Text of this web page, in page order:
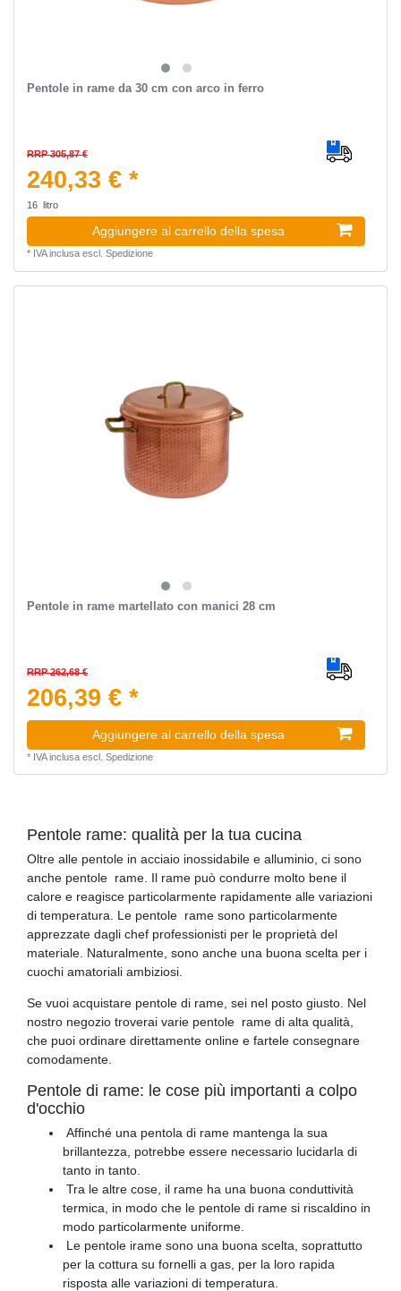
Pentole in rame da 30 cm con arco in ferro
RRP 305,87 €
240,33 € *
16 litro
Aggiungere al carrello della spesa
* IVA inclusaescl. Spedizione
Pentole in rame martellato con manici 28 cm
RRP 262,68 €
206,39 € *
Aggiungere al carrello della spesa
* IVA inclusaescl. Spedizione
Pentole rame: qualità per la tua cucina
Oltre alle pentole in acciaio inossidabile e alluminio, ci sono
anche pentole rame. Il rame può condurre molto bene il
calore e reagisce particolarmente rapidamente alle variazioni
di temperatura. Le pentole rame sono particolarmente
apprezzate dagli chef professionisti per le proprietà del
materiale. Naturalmente, sono anche una buona scelta per i
cuochi amatoriali ambiziosi.
Se vuoi acquistare pentole di rame, sei nel posto giusto. Nel
nostro negozio troverai varie pentole rame di alta qualità,
che puoi ordinare direttamente online e fartele consegnare
comodamente.
Pentole di rame: le cose più importanti a colpo
d'occhio
Affinché una pentola di rame mantenga la sua
brillantezza, potrebbe essere necessario lucidarla di
tanto in tanto.
Tra le altre cose, il rame ha una buona conduttività
termica, in modo che le pentole di rame si riscaldino in
modo particolarmente uniforme.
Le pentole irame sono una buona scelta, soprattutto
per la cottura su fornelli a gas, per la loro rapida
risposta alle variazioni di temperatura.